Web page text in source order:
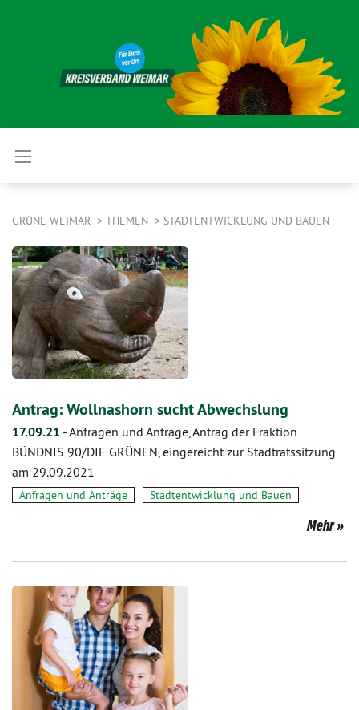
GRÜNE WEIMAR THEMEN STADTENTWICKLUNG UND BAUEN
Antrag: Wollnashorn sucht Abwechslung
17.09.21 -Anfragen und Anträge, Antrag der Fraktion
BÜNDNIS 90/DIE GRÜNEN, eingereicht zur Stadtratssitzung
am 29.09.2021
Anfragen und Anträge Stadtentwicklung und Bauen
Mehr